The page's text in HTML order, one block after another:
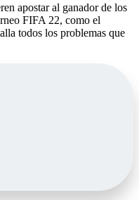
apostar al ganador de los
FIFA 22, como el
todos los problemas que